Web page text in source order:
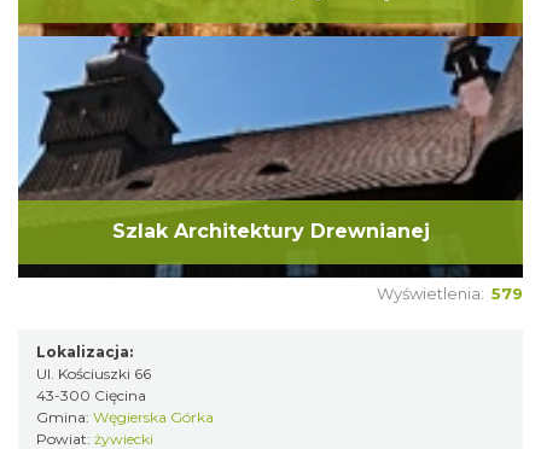
Szlak Architektury Drewnianej
Wyświetlenia: 579
Lokalizacja:
Ul. Kościuszki 66
43-300 Cięcina
Gmina: Węgierska Górka
Powiat: żywiecki